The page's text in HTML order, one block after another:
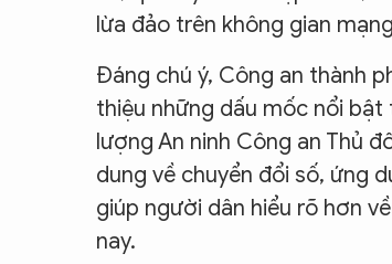
lừa đảo trên không gian
Đáng chú ý, Công an thành
thiệu những dấu mốc nổi
lượng An ninh Công an Thủ
dung về chuyển đổi số, ứng
giúp người dân hiểu rõ hơn
nay.